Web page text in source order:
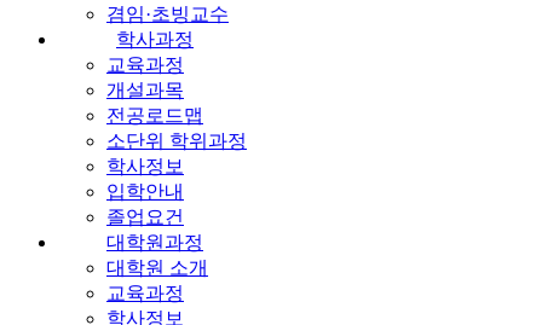
겸임·초빙교수
학사과정
교육과정
개설과목
전공로드맵
소단위 학위과정
학사정보
입학안내
졸업요건
대학원과정
대학원 소개
교육과정
학사정보